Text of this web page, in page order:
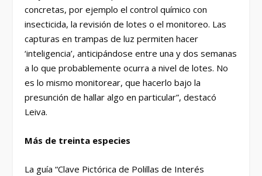
concretas, por ejemplo el control químico con
insecticida, la revisión de lotes o el monitoreo. Las
capturas en trampas de luz permiten hacer
‘inteligencia’, anticipándose entre una y dos semanas
a lo que probablemente ocurra a nivel de lotes. No
es lo mismo monitorear, que hacerlo bajo la
presunción de hallar algo en particular”, destacó
Leiva.
Más de treinta especies
La guía “Clave Pictórica de Polillas de Interés